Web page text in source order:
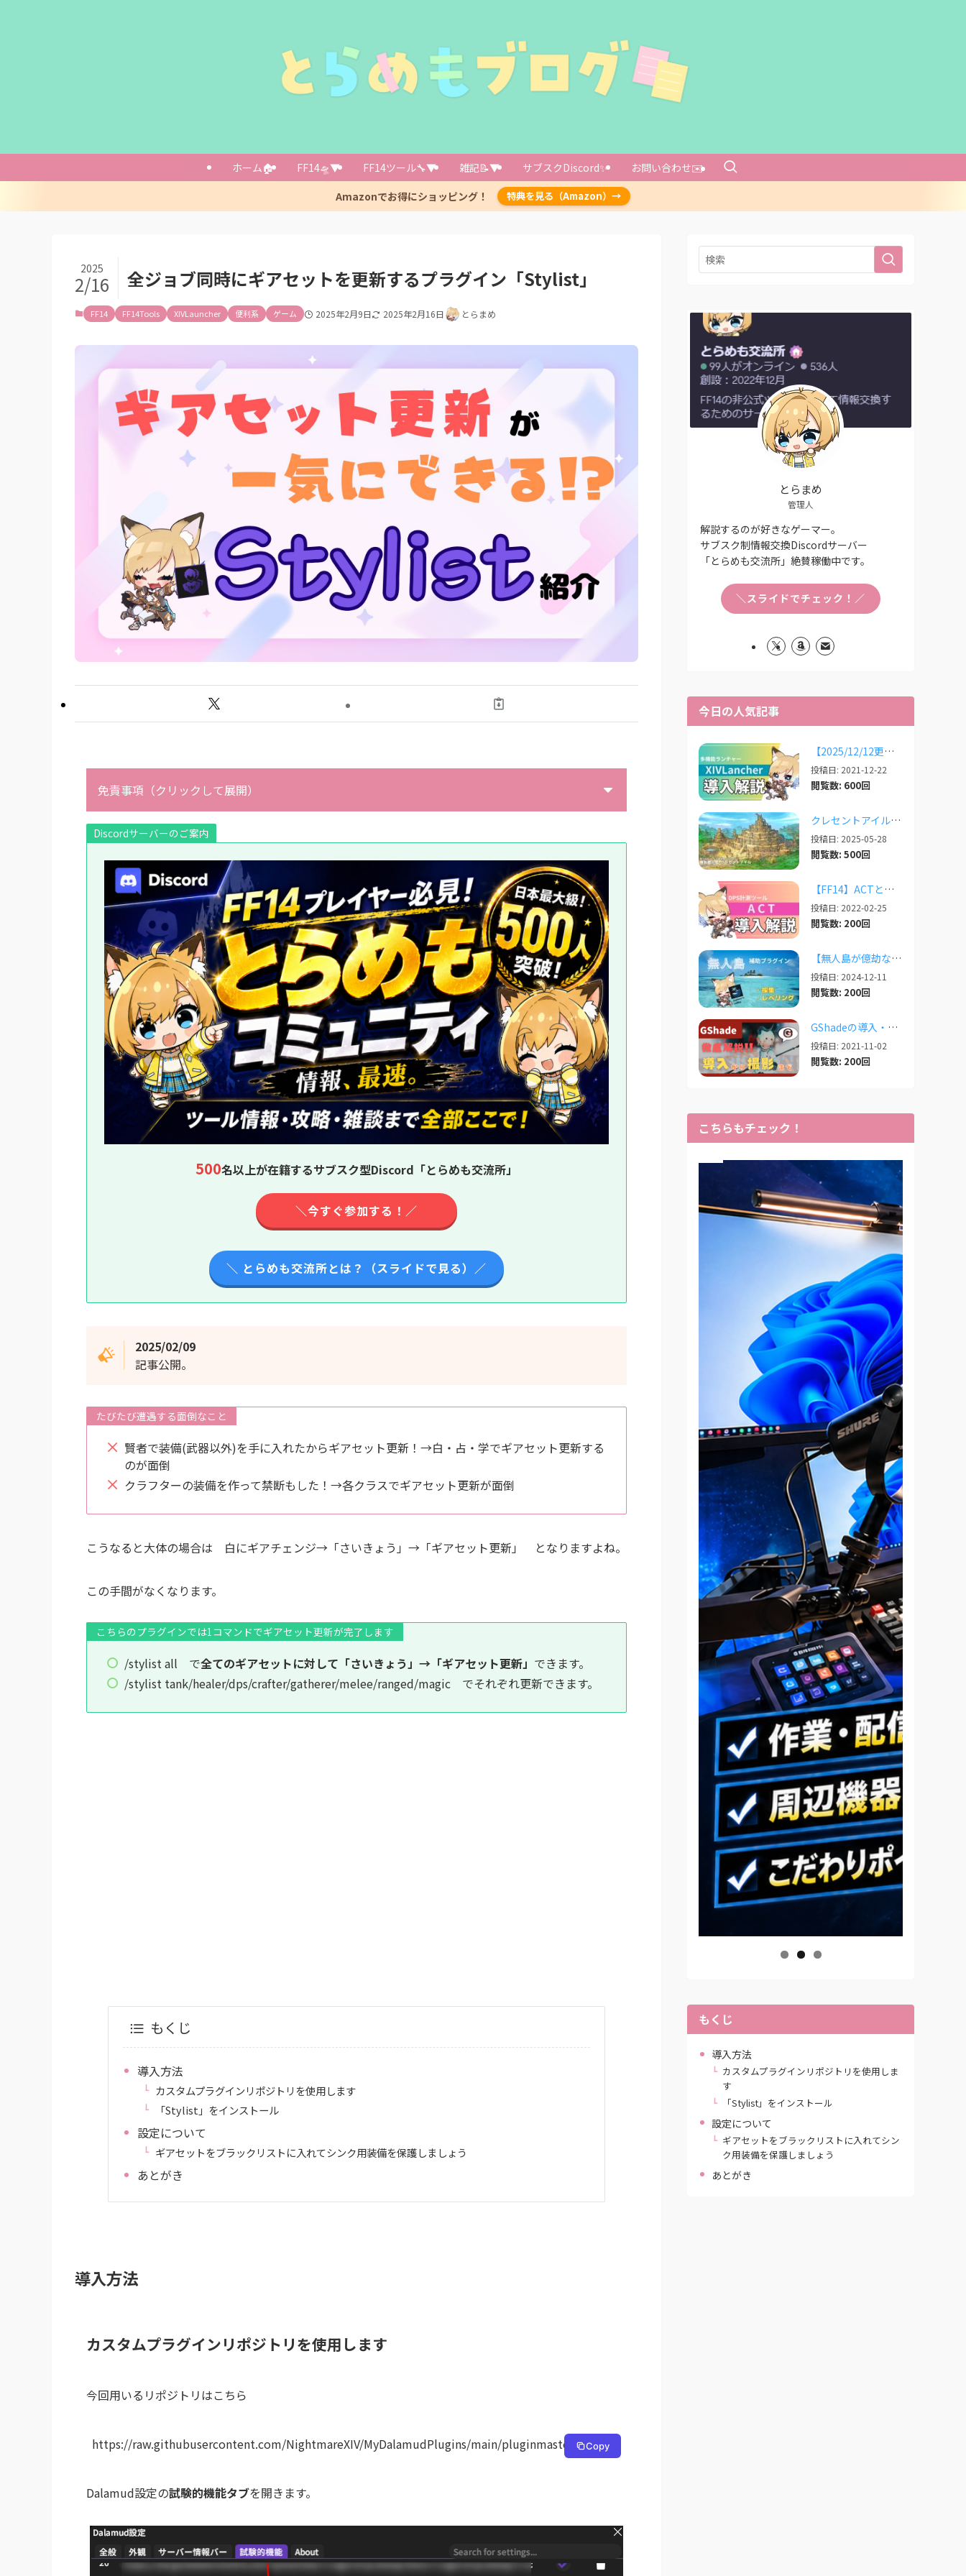
ホーム🏠 FF14🛸▼ FF14ツール🔧▼ 雑記📝▼ サブスクDiscord✨️
お問い合わせ✉️
Amazonでお得にショッピング！
特典を見る（Amazon）→
全ジョブ同時にギアセットを更新するプラグイン「Stylist」
2025
2/16
FF14 FF14Tools XIVLauncher 便利系 ゲーム 2025年2月9日 2025年2月16日 とらまめ
免責事項（クリックして展開）
Discordサーバーのご案内
500名以上が在籍するサブスク型Discord「とらめも交流所」
＼今すぐ参加する！／
＼ とらめも交流所とは？（スライドで見る）／
2025/02/09
記事公開。
たびたび遭遇する面倒なこと
賢者で装備(武器以外)を手に入れたからギアセット更新！→白・占・学でギアセット更新する
のが面倒
クラフターの装備を作って禁断もした！→各クラスでギアセット更新が面倒
こうなると大体の場合は 白にギアチェンジ→「さいきょう」→「ギアセット更新」 となりますよね。
この手間がなくなります。
こちらのプラグインでは1コマンドでギアセット更新が完了します
/stylist all で全てのギアセットに対して「さいきょう」→「ギアセット更新」 できます。
/stylist tank/healer/dps/crafter/gatherer/melee/ranged/magic でそれぞれ更新できます。
もくじ
導入方法
カスタムプラグインリポジトリを使用します
「Stylist」をインストール
設定について
ギアセットをブラックリストに入れてシンク用装備を保護しましょう
あとがき
導入方法
カスタムプラグインリポジトリを使用します
今回用いるリポジトリはこちら
https://raw.githubusercontent.com/NightmareXIV/MyDalamudPlugins/main/pluginmaster.jsonCopy
Dalamud設定の試験的機能タブを開きます。
とらまめ
管理人
解説するのが好きなゲーマー。
サブスク制情報交換Discordサーバー
「とらめも交流所」絶賛稼働中です。
＼スライドでチェック！／
今日の人気記事
【2025/12/12更新】多機能ランチャー「XIVLauncher」の導入方法・使い方について
投稿日: 2021-12-22
閲覧数: 600回
クレセントアイルで使えるツール情報まとめ【2026/07/30更新】
投稿日: 2025-05-28
閲覧数: 500回
【FF14】ACTと必須プラグインの導入完全ガイド【2026/04更新】
投稿日: 2022-02-25
閲覧数: 200回
【無人島が億劫な人向け】無人島のレベリングと素材集め補助プラグイン「Explorer’s...
投稿日: 2024-12-11
閲覧数: 200回
GShadeの導入・設定・撮影まで徹底解説！【2026/03/25更新】
投稿日: 2021-11-02
閲覧数: 200回
こちらもチェック！
もくじ
導入方法
カスタムプラグインリポジトリを使用しま
す
「Stylist」をインストール
設定について
ギアセットをブラックリストに入れてシン
ク用装備を保護しましょう
あとがき
「Stylist」をインストール
設定について
ギアセットをブラックリストに入れてシンク用装備を保護しましょう
あとがき